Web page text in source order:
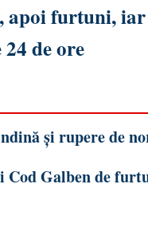
apoi furtuni,
de ore
și rupere de
Cod Galben de